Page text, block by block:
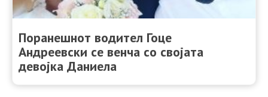
Поранешнот водител Гоце
Андреевски се венча со својата
девојка Даниела